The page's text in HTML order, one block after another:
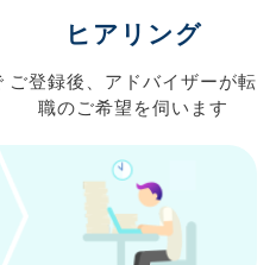
ヒアリング
ご登録後、 アドバイザーが転
職のご希望を伺います